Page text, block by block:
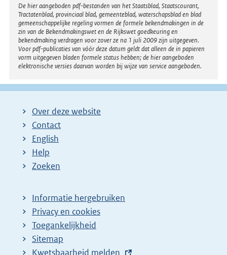
Disclaimer
De hier aangeboden pdf-bestanden van het Staatsblad, Staatscourant,
Tractatenblad, provinciaal blad, gemeenteblad, waterschapsblad en blad
gemeenschappelijke regeling vormen de formele bekendmakingen in de
zin van de Bekendmakingswet en de Rijkswet goedkeuring en
bekendmaking verdragen voor zover ze na 1 juli 2009 zijn uitgegeven.
Voor pdf-publicaties van vóór deze datum geldt dat alleen de in papieren
vorm uitgegeven bladen formele status hebben; de hier aangeboden
elektronische versies daarvan worden bij wijze van service aangeboden.
Over deze website
Contact
English
Help
Zoeken
Informatie hergebruiken
Privacy en cookies
Toegankelijkheid
Sitemap
E
Kwetsbaarheid melden